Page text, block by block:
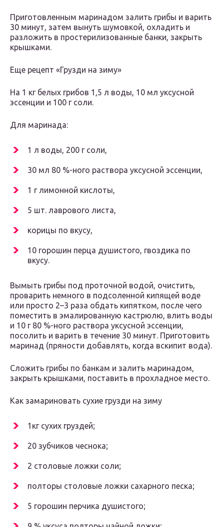
Приготовленным маринадом залить грибы и варить
30 минут, затем вынуть шумовкой, охладить и
разложить в простерилизованные банки, закрыть
крышками.
Еще рецепт «Грузди на зиму»
На 1 кг белых грибов 1,5 л воды, 10 мл уксусной
эссенции и 100 г соли.
Для маринада:
1 л воды, 200 г соли,
30 мл 80 %-ного раствора уксусной эссенции,
1 г лимонной кислоты,
5 шт. лаврового листа,
корицы по вкусу,
10 горошин перца душистого, гвоздика по
вкусу.
Вымыть грибы под проточной водой, очистить,
проварить немного в подсоленной кипящей воде
или просто 2–3 раза обдать кипятком, после чего
поместить в эмалированную кастрюлю, влить воды
и 10 г 80 %-ного раствора уксусной эссенции,
посолить и варить в течение 30 минут. Приготовить
маринад (пряности добавлять, когда вскипит вода).
Сложить грибы по банкам и залить маринадом,
закрыть крышками, поставить в прохладное место.
Как замариновать сухие грузди на зиму
1кг сухих груздей;
20 зубчиков чеснока;
2 столовые ложки соли;
полторы столовые ложки сахарного песка;
5 горошин перчика душистого;